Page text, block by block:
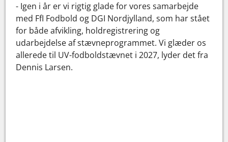
- Igen i år er vi rigtig glade for vores samarbejde
med FfI Fodbold og DGI Nordjylland, som har stået
for både afvikling, holdregistrering og
udarbejdelse af stævneprogrammet. Vi glæder os
allerede til UV-fodboldstævnet i 2027, lyder det fra
Dennis Larsen.